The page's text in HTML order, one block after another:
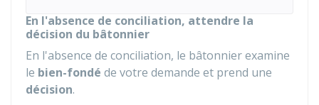
En l'absence de conciliation, attendre la
décision du bâtonnier
En l'absence de conciliation, le bâtonnier examine
le bien-fondé de votre demande et prend une
décision.